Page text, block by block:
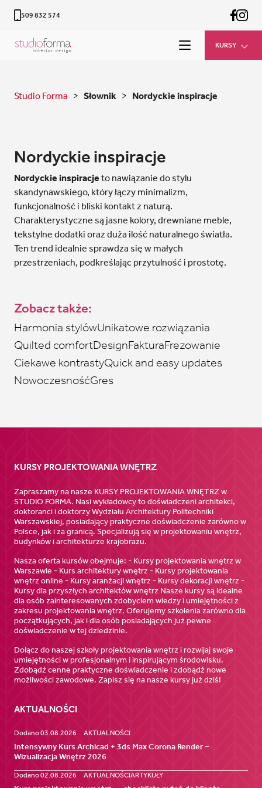
509 832 574
KURSY
Studio Forma > Słownik > Nordyckie inspiracje
Nordyckie inspiracje
Nordyckie inspiracje to nawiązanie do stylu
skandynawskiego, który łączy minimalizm,
funkcjonalność i bliski kontakt z naturą.
Charakterystyczne są jasne kolory, drewniane meble,
tekstylne dodatki oraz duża ilość naturalnego światła.
Ten trend idealnie sprawdza się w małych
przestrzeniach, podkreślając przytulność i prostotę.
Zobacz także:
Harmonia stylówUnikatowe rozwiązania
Quilted comfortDesignFakturaFrezowanie
Ciekawe kontrastyQuick and easy updates
NowoczesnośćGres
KURSY PROJEKTOWANIA WNĘTRZ
Zapraszamy na nasze KURSY PROJEKTOWANIA WNĘTRZ w
STUDIO FORMA. Nasi wykładowcy to doświadczeni architekci,
doktoranci i doktorzy Wydziału Architektury Politechniki
Warszawskiej, posiadający praktyczne doświadczenie zarówno w
Polsce, jak i za granicą. Specjalizują się w projektowaniu wnętrz,
budynków i architekturze krajobrazu.
Nasza oferta kursów obejmuje: - Kursy projektowania wnętrz w
Warszawie - Kurs architektury wnętrz - Kursy projektowania
wnętrz online - Kursy aranżacji wnętrz - Kursy dekoracji wnętrz -
Kursy dla przyszłych architektów wnętrz Nasze kursy są idealne
dla osób zainteresowanych zdobyciem wiedzy i umiejętności z
zakresu projektowania wnętrz. Oferujemy szkolenia zarówno dla
początkujących, jak i dla osób posiadających już pewne
doświadczenie w tej dziedzinie.
Dołącz do naszej szkoły projektowania wnętrz i rozwijaj swoje
umiejętności w profesjonalnym i inspirującym środowisku.
Zdobądź cenne praktyczne doświadczenie i zdobądź nowe
możliwości zawodowe. Zapisz się na nasze kursy już dziś!
AKTUALNOŚCI
Dodano 03.08.2026 AKTUALNOŚCI
Intensywny Kurs Archicad + 3ds Max Corona Render –
Wizualizacja Wnętrz 2026
Dodano 02.08.2026 AKTUALNOŚCIARTYKUŁY